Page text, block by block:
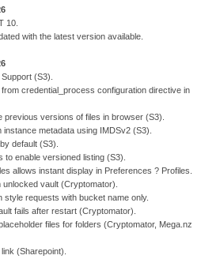
10.
with the latest version available.
(S3).
credential_process configuration directive in
versions of files in browser (S3).
metadata using IMDSv2 (S3).
default (S3).
enable versioned listing (S3).
allows instant display in Preferences ? Profiles.
vault (Cryptomator).
style requests with bucket name only.
fails after restart (Cryptomator).
files for folders (Cryptomator, Mega.nz
(Sharepoint).